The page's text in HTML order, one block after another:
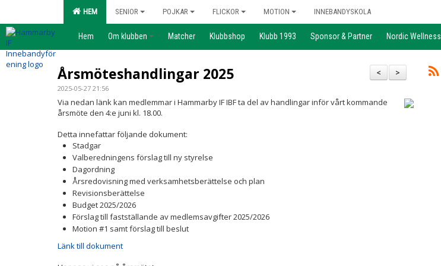
HEM SENIOR POJKAR FLICKOR MOTION INNEBANDYSKOLA
Hem Om klubben Matcher Klubbshop Klubb 1993 Sponsor & Partner Nordic Wellness
>
<
Årsmöteshandlingar 2025
2025-05-27 21:56
Via nedan länk kan medlemmar i Hammarby IF IBF ta del av handlingar inför vårt kommande
årsmöte den 4:e juni kl. 18.00.
Detta innefattar följande dokument:
Stadgar
Valberedningens förslag till ny styrelse
Dagordning
Årsredovisning med verksamhetsberättelse och plan
Revisionsberättelse
Budget 2025/2026
Förslag till fastställande av medlemsavgifter 2025/2026
Motion #1 samt förslag till beslut
Länk till dokument